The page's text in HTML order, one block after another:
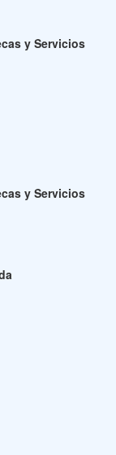
y Servicios
y Servicios